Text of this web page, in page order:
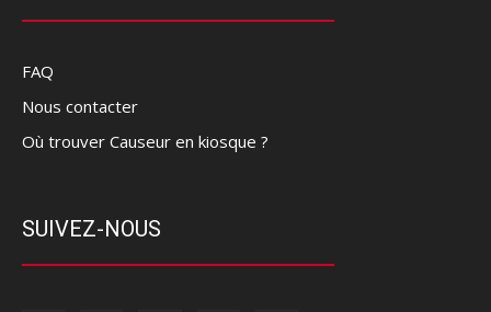
FAQ
Nous contacter
Où trouver Causeur en kiosque ?
SUIVEZ-NOUS